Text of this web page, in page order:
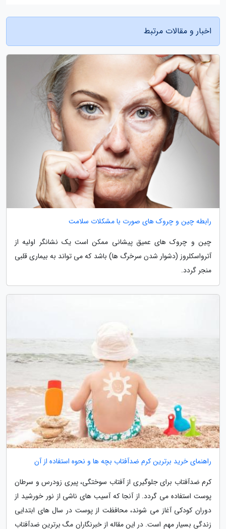
اخبار و مقالات مرتبط
رابطه چین و چروک های صورت با مشکلات سلامت
چین و چروک های عمیق پیشانی ممکن است یک نشانگر اولیه از
آترواسکلروز (دشوار شدن سرخرگ ها) باشد که می تواند به بیماری قلبی
منجر گردد.
راهنمای خرید برترین کرم ضدآفتاب بچه ها و نحوه استفاده از آن
کرم ضدآفتاب برای جلوگیری از آفتاب سوختگی، پیری زودرس و سرطان
پوست استفاده می گردد. از آنجا که آسیب های ناشی از نور خورشید از
دوران کودکی آغاز می شوند، محافظت از پوست در سال های ابتدایی
زندگی بسیار مهم است. در این مقاله از خبرنگاران مگ برترین ضدآفتاب